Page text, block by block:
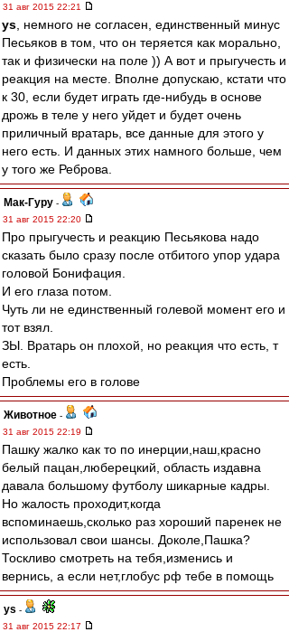
31 авг 2015 22:21
ys , немного не согласен, единственный минус
Песьяков в том, что он теряется как морально,
так и физически на поле )) А вот и прыгучесть и
реакция на месте. Вполне допускаю, кстати что
к 30, если будет играть где-нибудь в основе
дрожь в теле у него уйдет и будет очень
приличный вратарь, все данные для этого у
него есть. И данных этих намного больше, чем
у того же Реброва.
Мак-Гуру -
31 авг 2015 22:20
Про прыгучесть и реакцию Песьякова надо
сказать было сразу после отбитого упор удара
головой Бонифация.
И его глаза потом.
Чуть ли не единственный голевой момент его и
тот взял.
ЗЫ. Вратарь он плохой, но реакция что есть, т
есть.
Проблемы его в голове
Животное -
31 авг 2015 22:19
Пашку жалко как то по инерции,наш,красно
белый пацан,люберецкий, область издавна
давала большому футболу шикарные кадры.
Но жалость проходит,когда
вспоминаешь,сколько раз хороший паренек не
использовал свои шансы. Доколе,Пашка?
Тоскливо смотреть на тебя,изменись и
вернись, а если нет,глобус рф тебе в помощь
ys -
31 авг 2015 22:17